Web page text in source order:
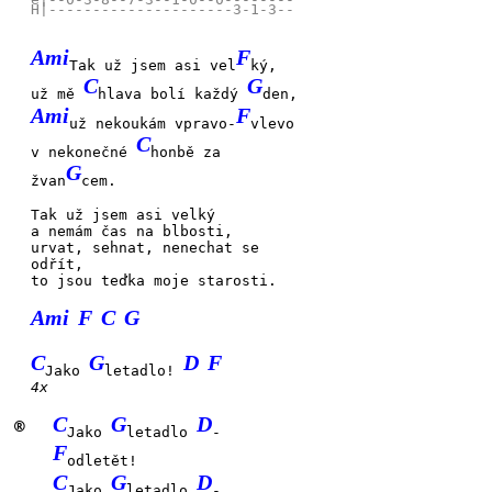
AmiTak už jsem asi velFký,
už mě Chlava bolí každýGden,
Amiuž nekoukám vpravo-Fvlevo
v nekonečné Chonbě za
žvanGcem.
Tak už jsem asi vel ký
a nemám čas na blbosti,
urvat, sehnat, nenechat se
odřít,
to jsou teďka moje starosti.
Ami F C G
CJakoGletadlo!D F
4x
® CJakoGletadloD-
Fodletět!
C G D